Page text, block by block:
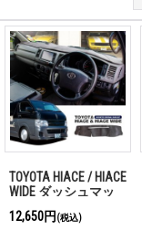
TOYOTA HIACE / HIACE
WIDE ダッシュマッ
12,650円 (税込)